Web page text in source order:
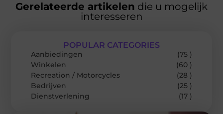
Gerelateerde artikelen die u mogelijk
interesseren
POPULAR CATEGORIES
Aanbiedingen
(75 )
Winkelen
(60 )
Recreation / Motorcycles
(28 )
Bedrijven
(25 )
Dienstverlening
(17 )